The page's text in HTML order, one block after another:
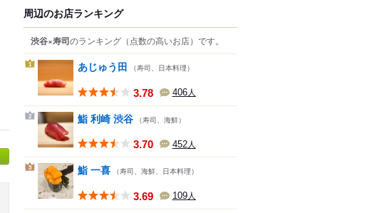
周辺のお店ランキング
渋谷×寿司のランキング （点数の高いお店） です。
1 あじゅう田 （寿司、日本料理）
3.78 406人
2 鮨 利崎 渋谷 （寿司、海鮮）
3.70 452人
3 鮨 一喜 （寿司、海鮮、日本料理）
3.69 109人